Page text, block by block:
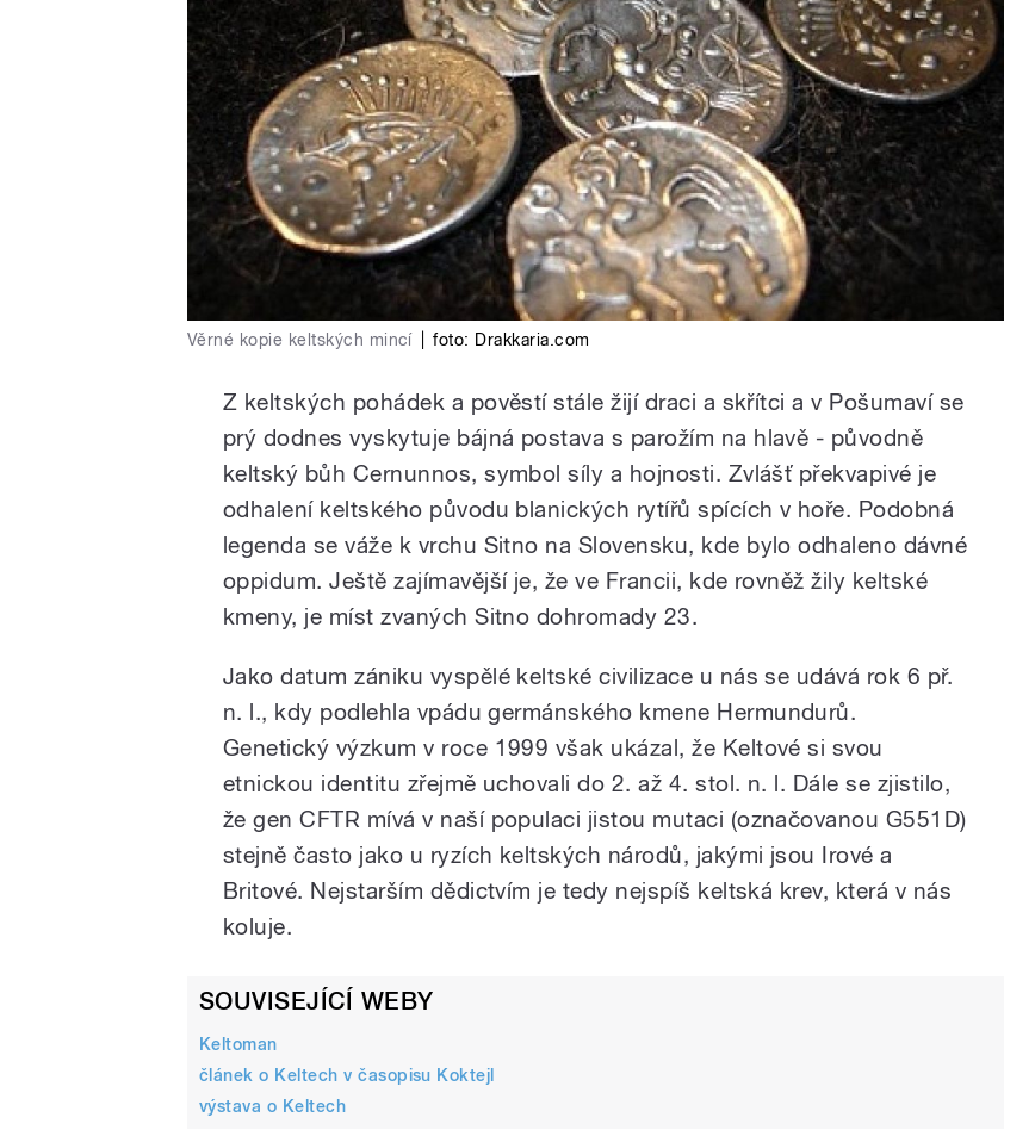
Věrné kopie keltských mincí foto: Drakkaria.com
Z keltských pohádek a pověstí stále žijí draci a skřítci a v Pošumaví se
prý dodnes vyskytuje bájná postava s parožím na hlavě - původně
keltský bůh Cernunnos, symbol síly a hojnosti. Zvlášť překvapivé je
odhalení keltského původu blanických rytířů spících v hoře. Podobná
legenda se váže k vrchu Sitno na Slovensku, kde bylo odhaleno dávné
oppidum. Ještě zajímavější je, že ve Francii, kde rovněž žily keltské
kmeny, je míst zvaných Sitno dohromady 23.
Jako datum zániku vyspělé keltské civilizace u nás se udává rok 6 př.
n. l., kdy podlehla vpádu germánského kmene Hermundurů.
Genetický výzkum v roce 1999 však ukázal, že Keltové si svou
etnickou identitu zřejmě uchovali do 2. až 4. stol. n. l. Dále se zjistilo,
že gen CFTR mívá v naší populaci jistou mutaci (označovanou G551D)
stejně často jako u ryzích keltských národů, jakými jsou Irové a
Britové. Nejstarším dědictvím je tedy nejspíš keltská krev, která v nás
koluje.
SOUVISEJÍCÍ WEBY
Keltoman
článek o Keltech v časopisu Koktejl
výstava o Keltech